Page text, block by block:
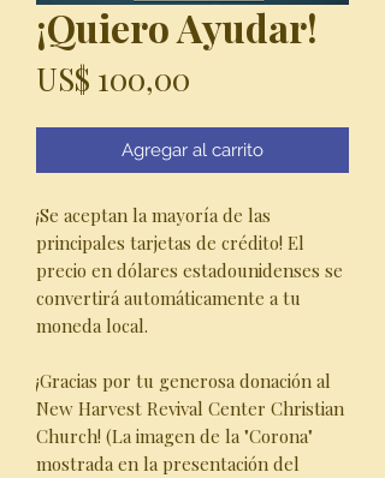
¡Quiero Ayudar!
US$ 100,00
Agregar al carrito
¡Se aceptan la mayoría de las
principales tarjetas de crédito! El
precio en dólares estadounidenses se
convertirá automáticamente a tu
moneda local.
¡Gracias por tu generosa donación al
New Harvest Revival Center Christian
Church! (La imagen de la "Corona"
mostrada en la presentación del